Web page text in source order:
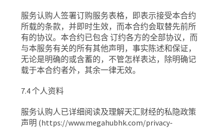
服务认购人签署订购服务表格，即表示接受本合约
所载的条款，并即时生效，而本合约会取替先前所
有的协议。本合约已包含订约各方的全部协议，而
与本服务有关的所有其他声明，事实陈述和保证，
无论是明确的或含蓄的，不管怎样表达，除明确记
载于本合约者外，其余一律无效。
7.4个人资料
服务认购人已详细阅读及理解天汇财经的私隐政策
声明 (https://www.megahubhk.com/privacy-